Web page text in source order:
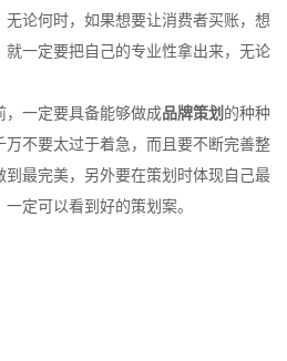
论何时，如果想要让消费者买账，想
一定要把自己的专业性拿出来，无论
一定要具备能够做成品牌策划的种种
不要太过于着急，而且要不断完善整
最完美，另外要在策划时体现自己最
定可以看到好的策划案。